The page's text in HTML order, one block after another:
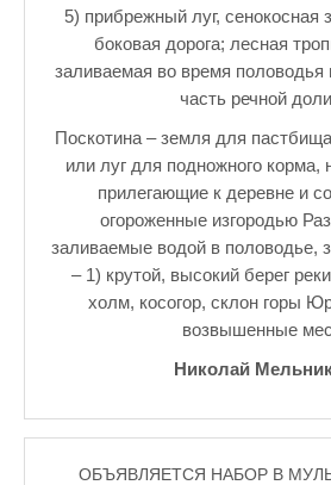
5) прибрежный луг, сенокосная
боковая дорога; лесная
заливаемая во время половодья
часть речной
Поскотина – земля для
или луг для подножного корма,
прилегающие к деревне и
огороженные изгородью
заливаемые водой в половодье,
– 1) крутой, высокий берег
холм, косогор, склон горы
возвышенные
Николай
ОБЪЯВЛЯЕТСЯ НАБОР В